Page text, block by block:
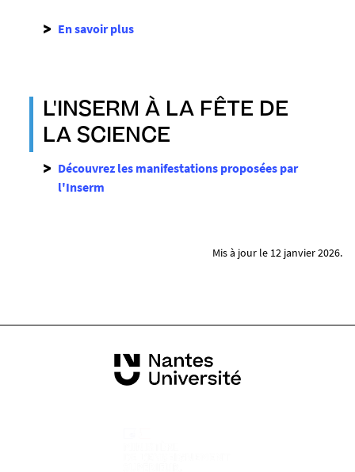
En savoir plus
L'INSERM À LA FÊTE DE
LA SCIENCE
Découvrez les manifestations proposées par
l'Inserm
Mis à jour le 12 janvier 2026.